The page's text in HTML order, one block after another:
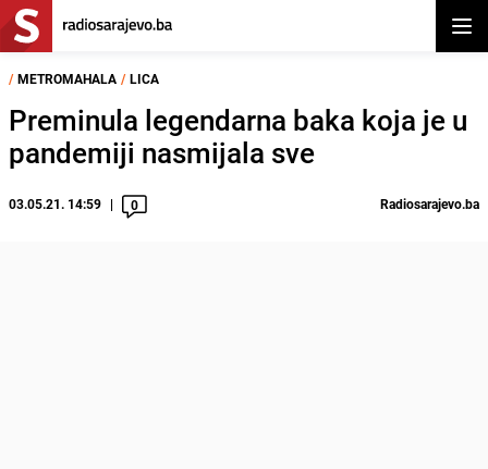
/ METROMAHALA / LICA
Preminula legendarna baka koja je u
pandemiji nasmijala sve
03.05.21. 14:59 0 Radiosarajevo.ba